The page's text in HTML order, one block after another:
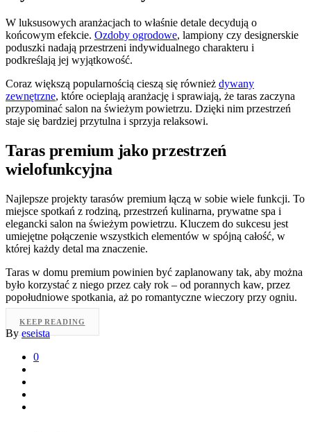
W luksusowych aranżacjach to właśnie detale decydują o
końcowym efekcie. Ozdoby ogrodowe, lampiony czy designerskie
poduszki nadają przestrzeni indywidualnego charakteru i
podkreślają jej wyjątkowość.
Coraz większą popularnością cieszą się również dywany
zewnętrzne, które ocieplają aranżację i sprawiają, że taras zaczyna
przypominać salon na świeżym powietrzu. Dzięki nim przestrzeń
staje się bardziej przytulna i sprzyja relaksowi.
Taras premium jako przestrzeń
wielofunkcyjna
Najlepsze projekty tarasów premium łączą w sobie wiele funkcji. To
miejsce spotkań z rodziną, przestrzeń kulinarna, prywatne spa i
elegancki salon na świeżym powietrzu. Kluczem do sukcesu jest
umiejętne połączenie wszystkich elementów w spójną całość, w
której każdy detal ma znaczenie.
Taras w domu premium powinien być zaplanowany tak, aby można
było korzystać z niego przez cały rok – od porannych kaw, przez
popołudniowe spotkania, aż po romantyczne wieczory przy ogniu.
KEEP READING
By eseista
0